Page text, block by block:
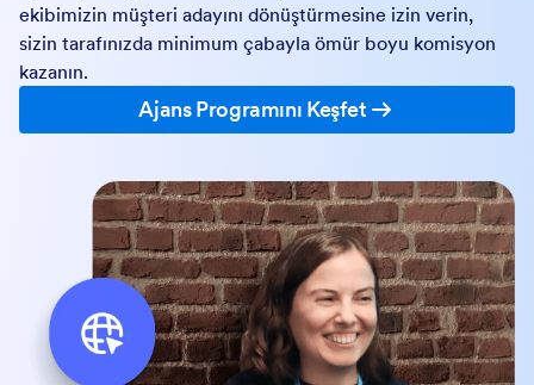
ekibimizin müşteri adayını dönüştürmesine izin verin,
sizin tarafınızda minimum çabayla ömür boyu komisyon
kazanın.
Ajans Programını Keşfet